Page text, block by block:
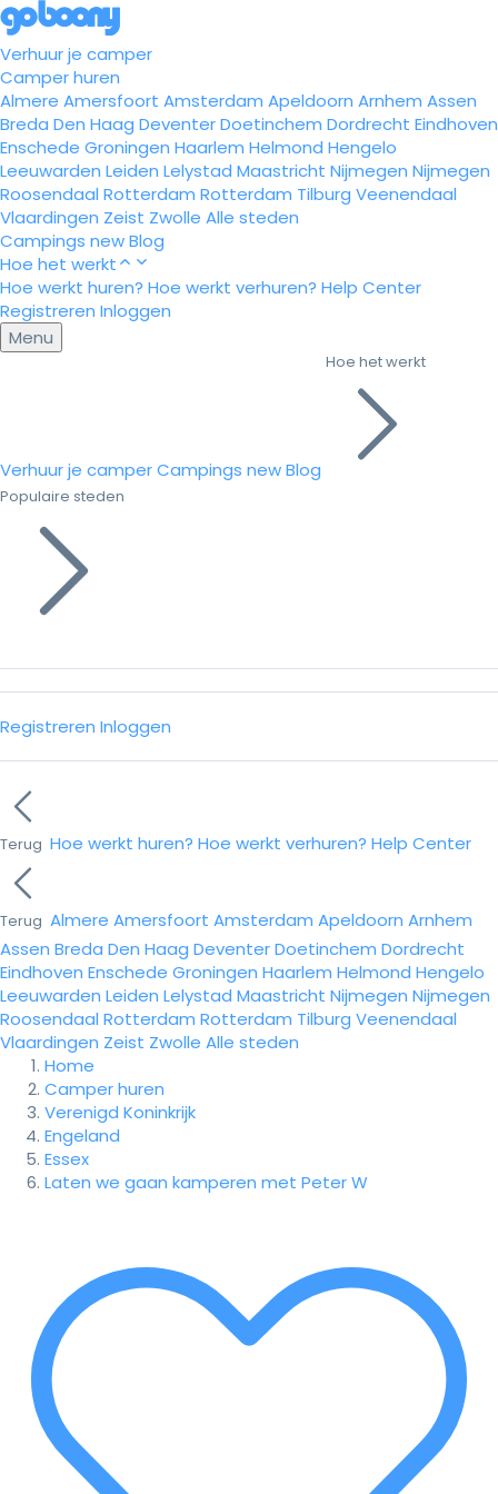
Verhuur je camper
Camper huren
Almere Amersfoort Amsterdam Apeldoorn Arnhem Assen
Breda Den Haag DeventerDoetinchem Dordrecht Eindhoven
Enschede Groningen Haarlem Helmond Hengelo
Leeuwarden Leiden Lelystad Maastricht Nijmegen Nijmegen
Roosendaal Rotterdam Rotterdam Tilburg Veenendaal
Vlaardingen Zeist Zwolle Alle steden
Campings newBlog
Hoe het werkt
Hoe werkt huren? Hoe werkt verhuren? Help Center
Registreren Inloggen
Menu
Verhuur je camperCampings newBlog
Hoe het werkt
Populaire steden
Registreren Inloggen
Terug Hoe werkt huren? Hoe werkt verhuren? Help Center
Terug Almere Amersfoort Amsterdam Apeldoorn Arnhem
Assen Breda Den Haag DeventerDoetinchem Dordrecht
Eindhoven Enschede Groningen Haarlem Helmond Hengelo
Leeuwarden Leiden Lelystad Maastricht Nijmegen Nijmegen
Roosendaal Rotterdam Rotterdam Tilburg Veenendaal
Vlaardingen Zeist Zwolle Alle steden
Home
Camper huren
Verenigd Koninkrijk
Engeland
Essex
Laten we gaan kamperen met Peter W